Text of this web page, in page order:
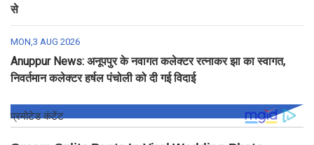
से
MON,3 AUG 2026
Anuppur News: अनूपपुर के नवागत कलेक्टर रत्नाकर झा का स्वागत,
निवर्तमान कलेक्टर हर्षल पंचोली को दी गई विदाई